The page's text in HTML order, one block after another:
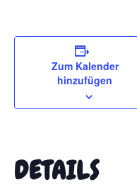
Zum Kalender
hinzufügen
DETAILS